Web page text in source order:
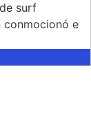
surf
conmocionó e